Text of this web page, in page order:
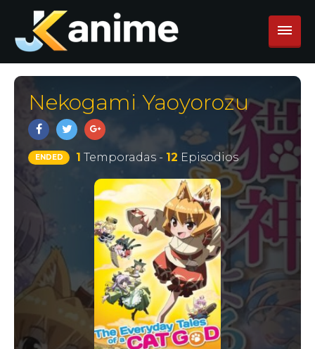
Nekogami Yaoyorozu
ENDED 1 Temporadas - 12 Episodios